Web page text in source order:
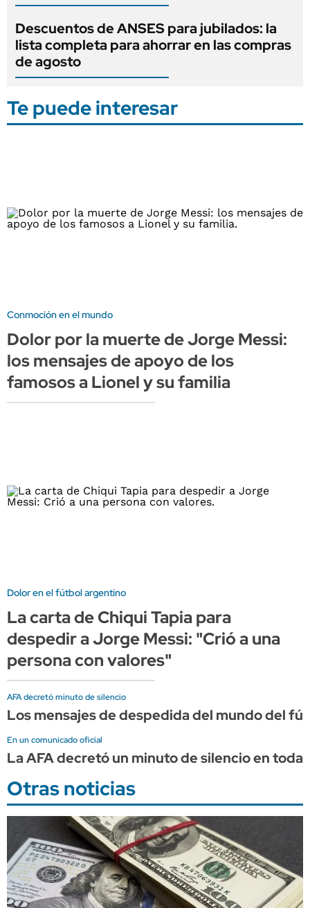
Descuentos de ANSES para jubilados: la
lista completa para ahorrar en las compras
de agosto
Te puede interesar
Conmoción en el mundo
Dolor por la muerte de Jorge Messi:
los mensajes de apoyo de los
famosos a Lionel y su familia
Dolor en el fútbol argentino
La carta de Chiqui Tapia para
despedir a Jorge Messi: "Crió a una
persona con valores"
AFA decretó minuto de silencio
Los mensajes de despedida del mundo del
En un comunicado oficial
La AFA decretó un minuto de silencio en
Otras noticias